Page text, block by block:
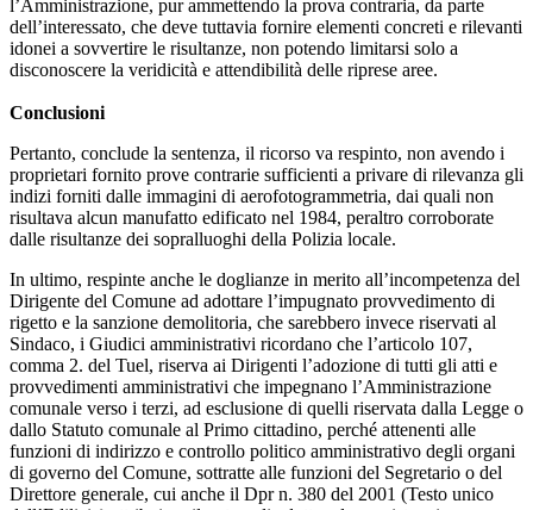
l’Amministrazione, pur ammettendo la prova contraria, da parte
dell’interessato, che deve tuttavia fornire elementi concreti e rilevanti
idonei a sovvertire le risultanze, non potendo limitarsi solo a
disconoscere la veridicità e attendibilità delle riprese aree.
Conclusioni
Pertanto, conclude la sentenza, il ricorso va respinto, non avendo i
proprietari fornito prove contrarie sufficienti a privare di rilevanza gli
indizi forniti dalle immagini di aerofotogrammetria, dai quali non
risultava alcun manufatto edificato nel 1984, peraltro corroborate
dalle risultanze dei sopralluoghi della Polizia locale.
In ultimo, respinte anche le doglianze in merito all’incompetenza del
Dirigente del Comune ad adottare l’impugnato provvedimento di
rigetto e la sanzione demolitoria, che sarebbero invece riservati al
Sindaco, i Giudici amministrativi ricordano che l’articolo 107,
comma 2. del Tuel, riserva ai Dirigenti l’adozione di tutti gli atti e
provvedimenti amministrativi che impegnano l’Amministrazione
comunale verso i terzi, ad esclusione di quelli riservata dalla Legge o
dallo Statuto comunale al Primo cittadino, perché attenenti alle
funzioni di indirizzo e controllo politico amministrativo degli organi
di governo del Comune, sottratte alle funzioni del Segretario o del
Direttore generale, cui anche il Dpr n. 380 del 2001 (Testo unico